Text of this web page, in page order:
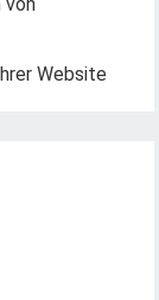
von
Website